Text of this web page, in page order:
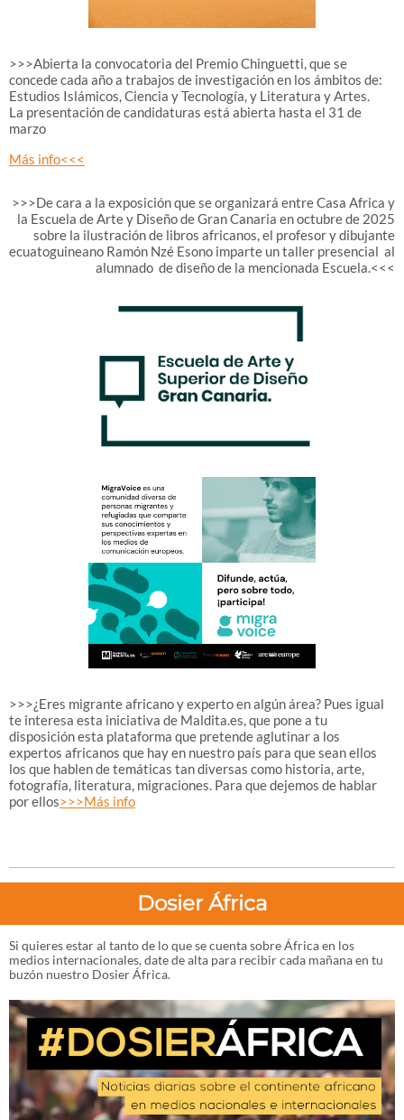
>>>Abierta la convocatoria del Premio Chinguetti, que se
concede cada año a trabajos de investigación en los ámbitos de:
Estudios Islámicos, Ciencia y Tecnología, y Literatura y Artes.
La presentación de candidaturas está abierta hasta el 31 de
marzo
Más info<<<
>>>De cara a la exposición que se organizará entre Casa Africa y
la Escuela de Arte y Diseño de Gran Canaria en octubre de 2025
sobre la ilustración de libros africanos, el profesor y dibujante
ecuatoguineano Ramón Nzé Esono imparte un taller presencial al
alumnado de diseño de la mencionada Escuela.<<<
>>>¿Eres migrante africano y experto en algún área? Pues igual
te interesa esta iniciativa de Maldita.es, que pone a tu
disposición esta plataforma que pretende aglutinar a los
expertos africanos que hay en nuestro país para que sean ellos
los que hablen de temáticas tan diversas como historia, arte,
fotografía, literatura, migraciones. Para que dejemos de hablar
por ellos>>>Más info
Dosier África
Si quieres estar al tanto de lo que se cuenta sobre África en los
medios internacionales, date de alta para recibir cada mañana en tu
buzón nuestro Dosier África.